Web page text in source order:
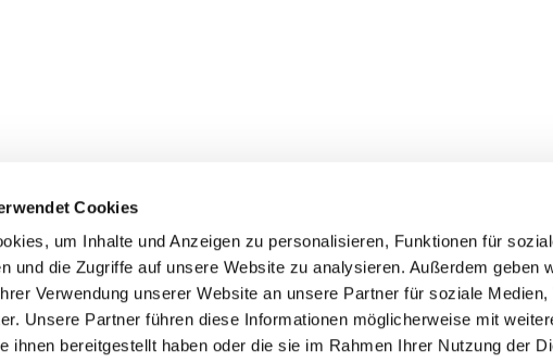
Cookies
um Inhalte und Anzeigen zu personalisieren, Funktionen für
und die Zugriffe auf unsere Website zu analysieren. Außerdem geben
Verwendung unserer Website an unsere Partner für soziale Medien,
Unsere Partner führen diese Informationen möglicherweise mit
ihnen bereitgestellt haben oder die sie im Rahmen Ihrer Nutzung der